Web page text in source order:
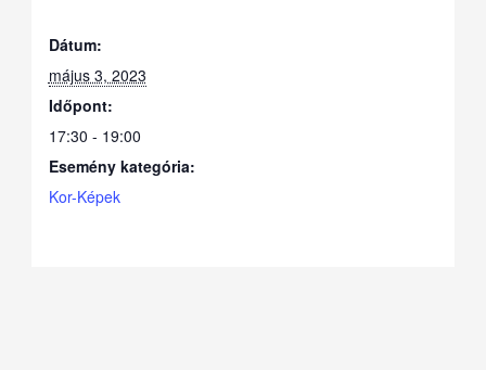
Dátum:
május 3, 2023
Időpont:
17:30 - 19:00
Esemény kategória:
Kor-Képek